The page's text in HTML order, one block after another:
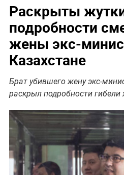
Раскрыты
подробности
жены экс-
Казахстане
Брат убившего жену экс-
раскрыл подробности